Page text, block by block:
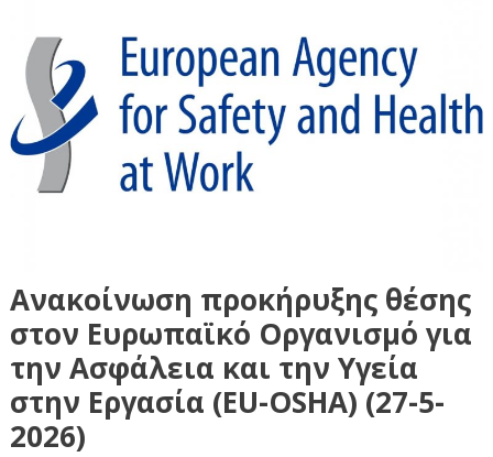
Ανακοίνωση προκήρυξης θέσης
στον Ευρωπαϊκό Οργανισμό για
την Ασφάλεια και την Υγεία
στην Εργασία (EU-OSHA) (27-5-
2026)